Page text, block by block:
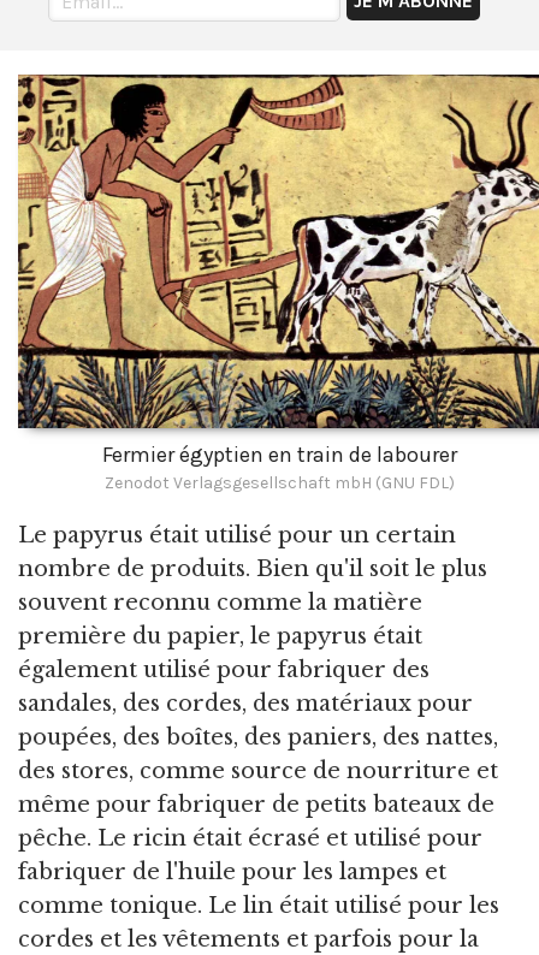
Fermier égyptien en train de labourer
Zenodot Verlagsgesellschaft mbH (GNU FDL)
Le papyrus était utilisé pour un certain
nombre de produits. Bien qu'il soit le plus
souvent reconnu comme la matière
première du papier, le papyrus était
également utilisé pour fabriquer des
sandales, des cordes, des matériaux pour
poupées, des boîtes, des paniers, des nattes,
des stores, comme source de nourriture et
même pour fabriquer de petits bateaux de
pêche. Le ricin était écrasé et utilisé pour
fabriquer de l'huile pour les lampes et
comme tonique. Le lin était utilisé pour les
cordes et les vêtements et parfois pour la